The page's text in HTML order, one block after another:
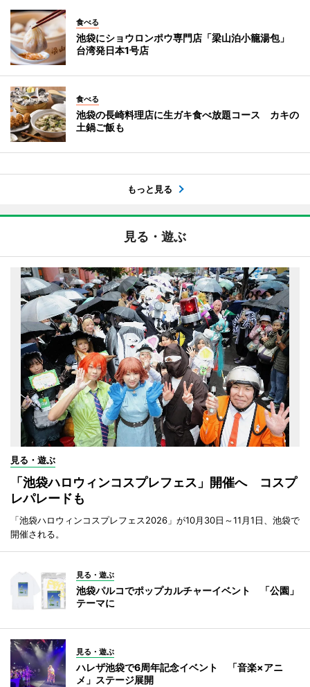
食べる
池袋にショウロンポウ専門店「梁山泊小籠湯包」
台湾発日本1号店
食べる
池袋の長崎料理店に生ガキ食べ放題コース カキの
土鍋ご飯も
もっと見る
見る・遊ぶ
見る・遊ぶ
「池袋ハロウィンコスプレフェス」開催へ コスプ
レパレードも
「池袋ハロウィンコスプレフェス2026」が10月30日～11月1日、池袋で
開催される。
見る・遊ぶ
池袋パルコでポップカルチャーイベント 「公園」
テーマに
見る・遊ぶ
ハレザ池袋で6周年記念イベント 「音楽×アニ
メ」ステージ展開